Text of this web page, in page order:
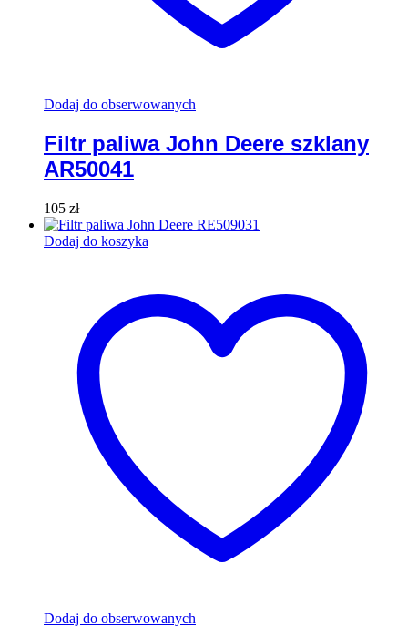
Dodaj do obserwowanych
Filtr paliwa John Deere szklany
AR50041
105 zł
Dodaj do koszyka
Dodaj do obserwowanych